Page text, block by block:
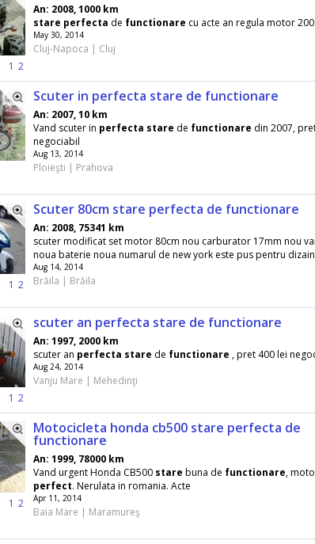
1 2
An: 2008, 1000 km
stare perfecta de functionare cu acte an regula motor
May 30, 2014
Cluj-Napoca | Cluj
Scuter in perfecta stare de functionare
An: 2007, 10 km
Vand scuter in perfecta stare de functionare din 2007,
negociabil
Aug 13, 2014
Ploieşti | Prahova
1 2
Scuter 80cm stare perfecta de functionare
An: 2008, 75341 km
scuter modificat set motor 80cm nou carburator 17mm nou
noua baterie noua numarul de new york este pus pentru dizain
Aug 14, 2014
Brăila | Brăila
1 2
scuter an perfecta stare de functionare
An: 1997, 2000 km
scuter an perfecta stare de functionare , pret 400 lei
Aug 24, 2014
Vanju Mare | Mehedinţi
1 2
Motocicleta honda cb500 stare perfecta de
functionare
An: 1999, 78000 km
Vand urgent Honda CB500 stare buna de functionare,
perfect. Nerulata in romania. Acte
Apr 11, 2014
Baia Mare | Maramureş